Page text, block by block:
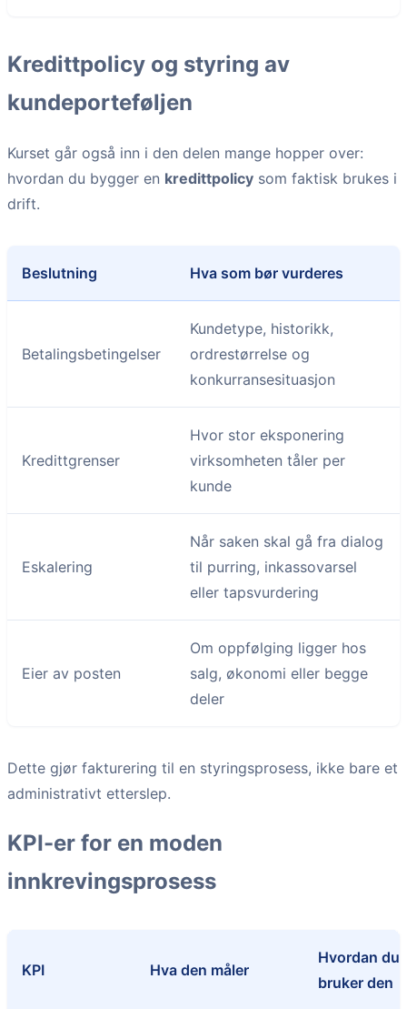
Kredittpolicy og styring av
kundeporteføljen
Kurset går også inn i den delen mange hopper over:
hvordan du bygger en kredittpolicy som faktisk brukes i
drift.
Beslutning Hva som bør vurderes
Betalingsbetingelser
Kundetype, historikk,
ordrestørrelse og
konkurransesituasjon
Kredittgrenser
Hvor stor eksponering
virksomheten tåler per
kunde
Eskalering
Når saken skal gå fra dialog
til purring, inkassovarsel
eller tapsvurdering
Eier av posten
Om oppfølging ligger hos
salg, økonomi eller begge
deler
Dette gjør fakturering til en styringsprosess, ikke bare et
administrativt etterslep.
KPI-er for en moden
innkrevingsprosess
KPI Hva den måler
Hvordan du
bruker den